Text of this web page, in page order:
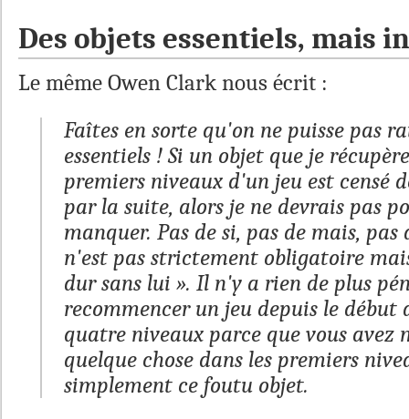
Des objets essentiels, mais
Le même Owen Clark nous écrit :
Faîtes en sorte qu'on ne puisse pas
essentiels ! Si un objet que je
premiers niveaux d'un jeu est censé
par la suite, alors je ne devrais pas
manquer. Pas de si, pas de mais, pas
n'est pas strictement obligatoire
dur sans lui ». Il n'y a rien de plus
recommencer un jeu depuis le début
quatre niveaux parce que vous avez
quelque chose dans les premiers
simplement ce foutu objet.